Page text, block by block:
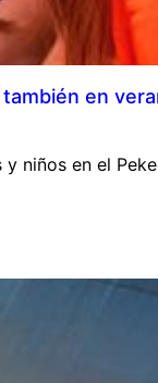
en
y niños en el